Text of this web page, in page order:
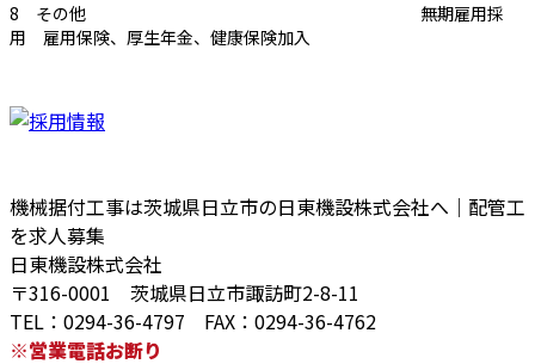
8 その他 無期雇用採
用 雇用保険、厚生年金、健康保険加入
機械据付工事は茨城県日立市の日東機設株式会社へ｜配管工
を求人募集
日東機設株式会社
〒316-0001 茨城県日立市諏訪町2-8-11
TEL：0294-36-4797 FAX：0294-36-4762
※営業電話お断り